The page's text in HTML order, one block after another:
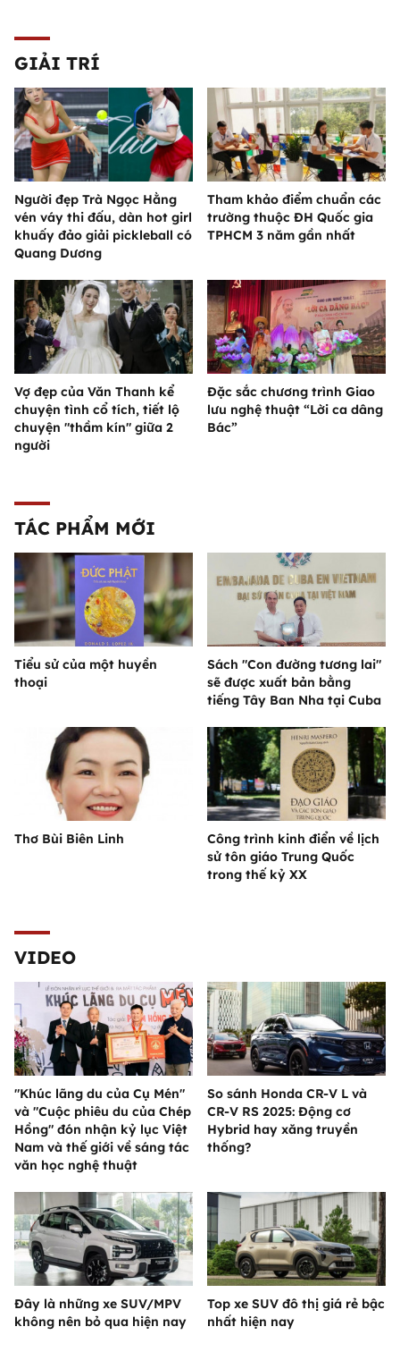
GIẢI TRÍ
Người đẹp Trà Ngọc Hằng
vén váy thi đấu, dàn hot girl
khuấy đảo giải pickleball có
Quang Dương
Tham khảo điểm chuẩn các
trường thuộc ĐH Quốc gia
TPHCM 3 năm gần nhất
Vợ đẹp của Văn Thanh kể
chuyện tình cổ tích, tiết lộ
chuyện "thầm kín" giữa 2
người
Đặc sắc chương trình Giao
lưu nghệ thuật “Lời ca dâng
Bác”
TÁC PHẨM MỚI
Tiểu sử của một huyền
thoại
Sách "Con đường tương lai"
sẽ được xuất bản bằng
tiếng Tây Ban Nha tại Cuba
Thơ Bùi Biên Linh
Công trình kinh điển về lịch
sử tôn giáo Trung Quốc
trong thế kỷ XX
VIDEO
"Khúc lãng du của Cụ Mén"
và "Cuộc phiêu du của Chép
Hồng" đón nhận kỷ lục Việt
Nam và thế giới về sáng tác
văn học nghệ thuật
So sánh Honda CR-V L và
CR-V RS 2025: Động cơ
Hybrid hay xăng truyền
thống?
Đây là những xe SUV/MPV
không nên bỏ qua hiện nay
Top xe SUV đô thị giá rẻ bậc
nhất hiện nay